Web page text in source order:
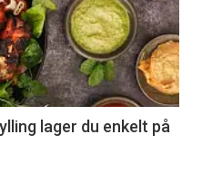
lager du enkelt på